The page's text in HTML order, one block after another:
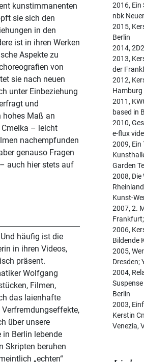
kunstimmanenten
in den
ist in ihren Werken
Aspekte zu
von
sie nach neuen
unter Einbeziehung
und
hohes Maß an
Cmelka – leicht
nachempfunden
genauso Fragen
auch hier stets auf
häufig ist die
in ihren Videos,
präsent.
Wolfgang
Filmen,
das laienhafte
über unsere
in Berlin lebende
Skripten beruhen
„echten“
2016, Ein
nbk
2015,
Berlin
2014,
2013,
der
2012,
2011,
based in
2010,
e-flux
2009, Ein
Garden
2008,
Kunst-
2007, 2.
2006,
Bildende
2005,
Dresden;
2004,
Berlin
2003,
Kerstin
Venezia,